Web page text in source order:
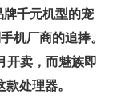
牌千元机型的宠
机厂商的追捧。
开卖，而魅族即
处理器。